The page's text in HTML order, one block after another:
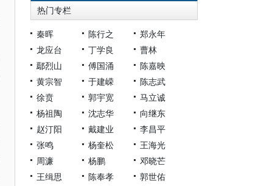
热门专栏
秦晖 陈行之
郑永年
龙应台
丁学良
曹林
鄢烈山
傅国涌
陈嘉映
黄宗智
于建嵘
陈志武
徐贲
郭宇宽
马立诚
杨祖陶
沈志华
向继东
赵汀阳
戴建业
李昌平
张鸣
杨奎松
王海光
周濂
杨鹏
邓晓芒
王缉思
陈奉孝
郭世佑